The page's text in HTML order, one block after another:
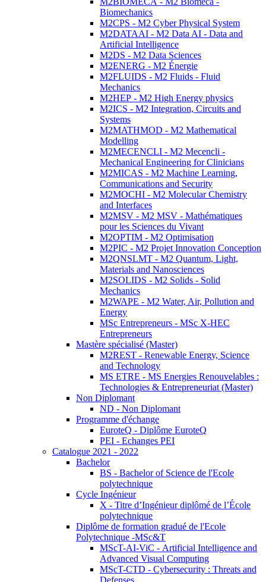
Biomechanics
M2CPS - M2 Cyber Physical System
M2DATAAI - M2 Data AI - Data and
Artificial Intelligence
M2DS - M2 Data Sciences
M2ENERG - M2 Énergie
M2FLUIDS - M2 Fluids - Fluid
Mechanics
M2HEP - M2 High Energy physics
M2ICS - M2 Integration, Circuits and
Systems
M2MATHMOD - M2 Mathematical
Modelling
M2MECENCLI - M2 Mecencli -
Mechanical Engineering for Clinicians
M2MICAS - M2 Machine Learning,
Communications and Security
M2MOCHI - M2 Molecular Chemistry
and Interfaces
M2MSV - M2 MSV - Mathématiques
pour les Sciences du Vivant
M2OPTIM - M2 Optimisation
M2PIC - M2 Projet Innovation Conception
M2QNSLMT - M2 Quantum, Light,
Materials and Nanosciences
M2SOLIDS - M2 Solids - Solid
Mechanics
M2WAPE - M2 Water, Air, Pollution and
Energy
MSc Entrepreneurs - MSc X-HEC
Entrepreneurs
Mastère spécialisé (Master)
M2REST - Renewable Energy, Science
and Technology
MS ETRE - MS Energies Renouvelables :
Technologies & Entrepreneuriat (Master)
Non Diplomant
ND - Non Diplomant
Programme d'échange
EuroteQ - Diplôme EuroteQ
PEI - Echanges PEI
Catalogue 2021 - 2022
Bachelor
BS - Bachelor of Science de l'Ecole
polytechnique
Cycle Ingénieur
X - Titre d’Ingénieur diplômé de l’École
polytechnique
Diplôme de formation gradué de l'Ecole
Polytechnique -MSc&T
MScT-AI-ViC - Artificial Intelligence and
Advanced Visual Computing
MScT-CTD - Cybersecurity : Threats and
Defenses